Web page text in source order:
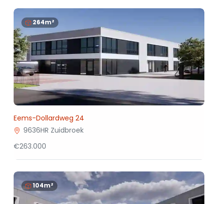
264m²
Eems-Dollardweg 24
9636HR Zuidbroek
€263.000
104m²